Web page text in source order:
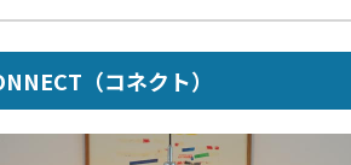
（コネクト）